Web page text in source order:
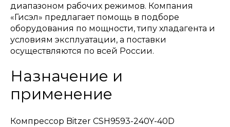
диапазоном рабочих режимов. Компания
«Гисэл» предлагает помощь в подборе
оборудования по мощности, типу хладагента и
условиям эксплуатации, а поставки
осуществляются по всей России.
Назначение и
применение
Компрессор Bitzer CSH9593-240Y-40D